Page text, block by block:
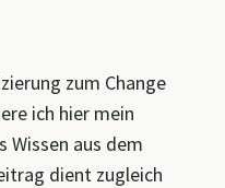
zum Change
ich hier mein
Wissen aus dem
dient zugleich